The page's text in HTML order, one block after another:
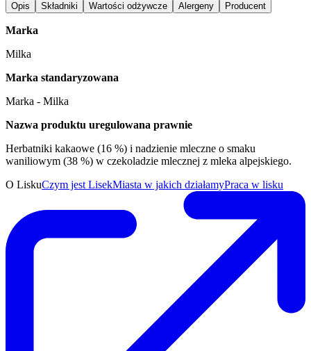
Opis Składniki Wartości odżywcze Alergeny Producent
Marka
Milka
Marka standaryzowana
Marka - Milka
Nazwa produktu uregulowana prawnie
Herbatniki kakaowe (16 %) i nadzienie mleczne o smaku
waniliowym (38 %) w czekoladzie mlecznej z mleka alpejskiego.
O LiskuCzym jest LisekMiasta w jakich działamyPraca w lisku